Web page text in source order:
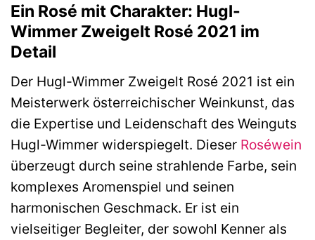
Ein Rosé mit Charakter: Hugl-
Wimmer Zweigelt Rosé 2021 im
Detail
Der Hugl-Wimmer Zweigelt Rosé 2021 ist ein
Meisterwerk österreichischer Weinkunst, das
die Expertise und Leidenschaft des Weinguts
Hugl-Wimmer widerspiegelt. Dieser Roséwein
überzeugt durch seine strahlende Farbe, sein
komplexes Aromenspiel und seinen
harmonischen Geschmack. Er ist ein
vielseitiger Begleiter, der sowohl Kenner als